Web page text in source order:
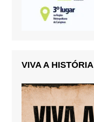
VIVA A HISTÓRIA